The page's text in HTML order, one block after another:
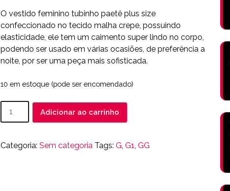
original
era:
R$ 150.00.
atual
é:
O vestido feminino tubinho paetê plus size
confeccionado no tecido malha crepe, possuindo
elasticidade, ele tem um caimento super lindo no corpo,
podendo ser usado em várias ocasiões, de preferência a
noite, por ser uma peça mais sofisticada.
10 em estoque (pode ser encomendado)
Paetê
quantidade
Adicionar ao carrinho
Categoria:Sem categoria Tags:G ,G1 ,GG